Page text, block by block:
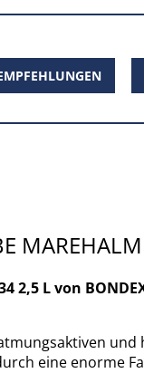
2,5 L von
atmungsaktiven
eine enorme